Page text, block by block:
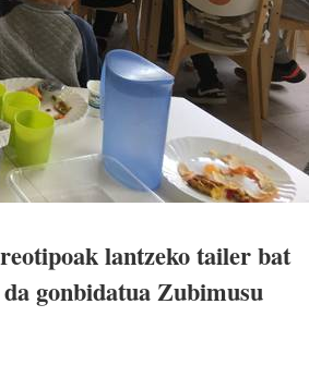
lantzeko tailer bat
gonbidatua Zubimusu